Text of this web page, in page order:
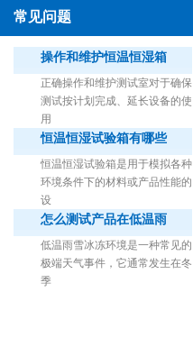
常见问题
操作和维护恒温恒湿箱
正确操作和维护测试室对于确保
测试按计划完成、延长设备的使
用
恒温恒湿试验箱有哪些
恒温恒湿试验箱是用于模拟各种
环境条件下的材料或产品性能的
设
怎么测试产品在低温雨
低温雨雪冰冻环境是一种常见的
极端天气事件，它通常发生在冬
季